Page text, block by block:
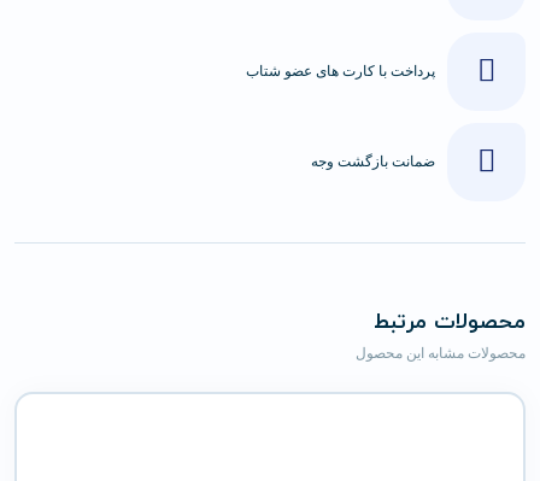
پرداخت با کارت های عضو شتاب
ضمانت بازگشت وجه
محصولات مرتبط
محصولات مشابه این محصول